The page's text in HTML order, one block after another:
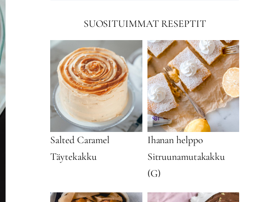
SUOSITUIMMAT RESEPTIT
Salted Caramel
Täytekakku
Ihanan helppo
Sitruunamutakakku
(G)